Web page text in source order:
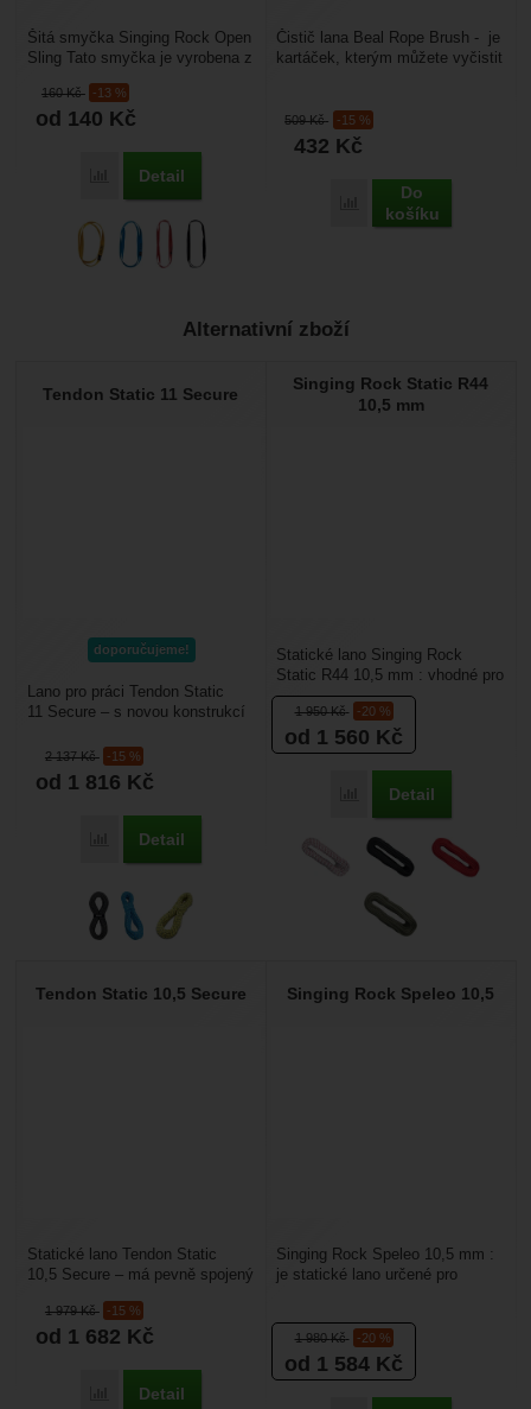
160Kč -13 %
od 140 Kč
Porovnat
Detail
Šitá smyčka Singing Rock Open
Sling Tato smyčka je vyrobena z
popruhu. Na rozdíl...
509Kč -15 %
432 Kč
Porovnat
Do
košíku
Čistič lana Beal Rope Brush - je
kartáček, kterým můžete vyčistit
Alternativní zboží
Tendon Static 11 Secure
doporučujeme!
2 137Kč -15 %
od 1 816 Kč
Porovnat
Detail
Lano pro práci Tendon Static
11 Secure – s novou konstrukcí
spojené jádro...
Singing Rock Static R44
10,5 mm
1 950Kč -20 %
od 1 560 Kč
Porovnat
Detail
Statické lano Singing Rock
Static R44 10,5 mm : vhodné pro
pracovní využití ve výškácha a
nad hloubkou,...
Tendon Static 10,5 Secure
1 979Kč -15 %
od 1 682 Kč
Porovnat
Detail
Statické lano Tendon Static
10,5 Secure – má pevně spojený
i v případě silného...
Singing Rock Speleo 10,5
1 980Kč -20 %
od 1 584 Kč
Singing Rock Speleo 10,5 mm :
je statické lano určené pro